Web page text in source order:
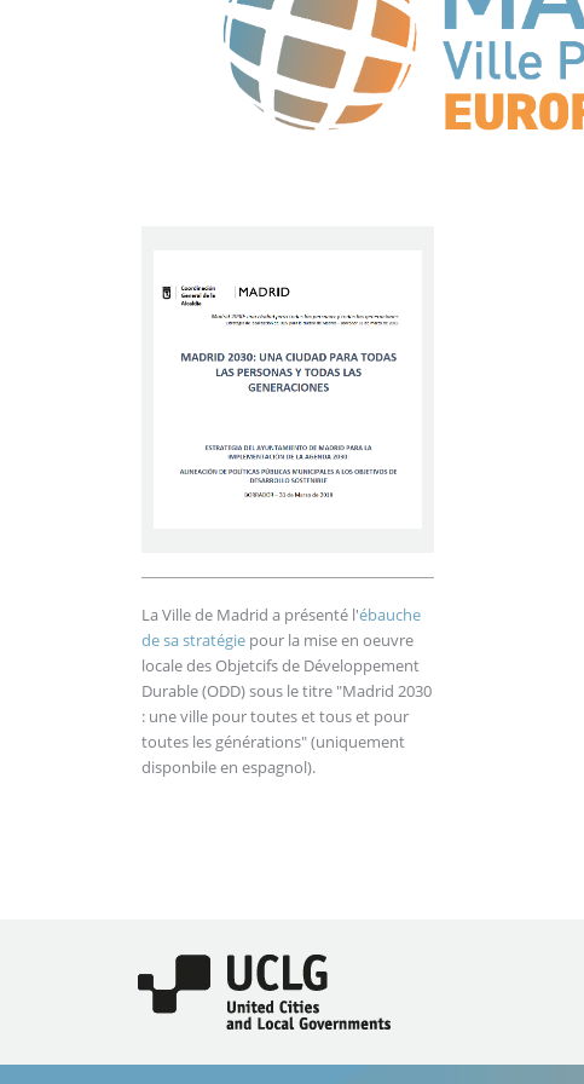
La Ville de Madrid a présenté l'ébauche
de sa stratégie pour la mise en oeuvre
locale des Objetcifs de Développement
Durable (ODD) sous le titre "Madrid 2030
: une ville pour toutes et tous et pour
toutes les générations" (uniquement
disponbile en espagnol).
Image